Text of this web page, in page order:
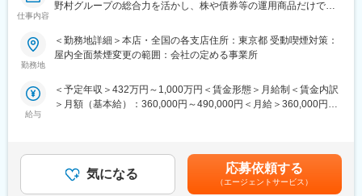
年休120日×土日祝休みと非常に働きやすい環境です。
ライフスタイルに合わせた働き方を実現できます。
FOLIOは2015年創業のオンライン証券会社です。資産運用一任サ
ービス「ROBOPRO」等を提供するProduct事業（toC）、資産運
イザーの過去3年の累積パフォーマンスでNo.1を獲得する等、非
常に多くの方にご利用いただいております。
直近では、世界有数のAIソリューション企業のAlpacaTech(株)を
仕事内容
野村グループの総合力を活かし、株や債券等の運用商品だけでな
ューションを提案可能です。
<富裕層向けの金融ソリューション営業/幅広い商品知識と高いコ
ンサルティング力を身に着けることが可能/離職率低い/中途入社5
■職務内容：
<ウェルスマネジメント>
富裕層のお客様(個人・法人)におけるバランスシート全体を捉えた
勤務地
＜勤務地詳細＞本店・全国の各支店住所：東京都 受動喫煙対策：
屋内全面禁煙変更の範囲：会社の定める事業所
給与
＜予定年収＞432万円～1,000万円＜賃金形態＞月給制＜賃金内訳
＞月額（基本給）：360,000円～490,000円＜月給＞360,000円～
は固定手当を含めた表記です。
気になる 応募依頼する
（エージェントサービス）